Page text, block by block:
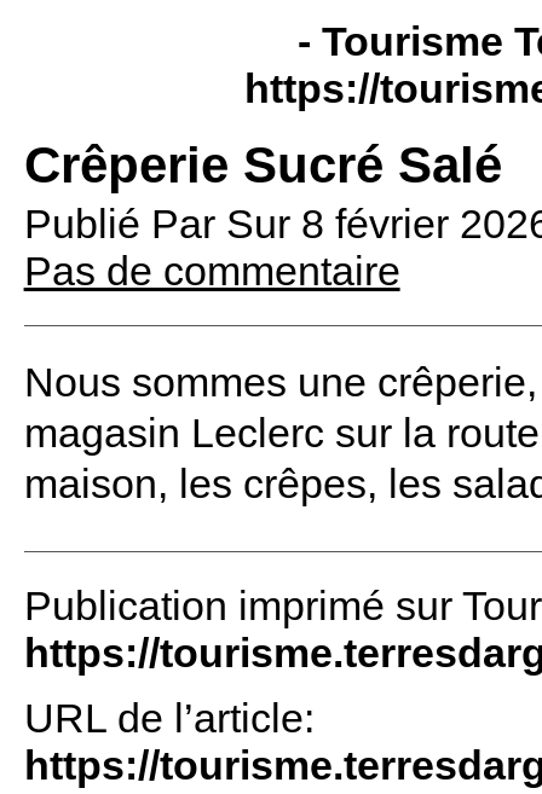
- Tourisme
https://
Crêperie Sucré Salé
Publié Par Sur 8 février
Pas de commentaire
Nous sommes une
magasin Leclerc sur la
maison, les crêpes, les
Publication imprimé sur
https://
URL de l’article:
https://